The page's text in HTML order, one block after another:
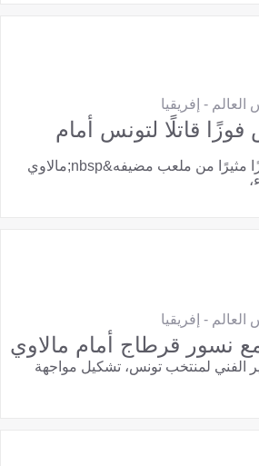
- إفريقيا
قاتلًا لتونس أمام
اقتنص منتخب تونس فوزًا مثيرًا من ملعب مضيفه&nbsp;مالاوي
- إفريقيا
نسور قرطاج أمام مالاوي
الفني لمنتخب تونس، تشكيل مواجهة